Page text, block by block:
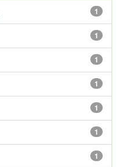
1
1
1
1
1
1
1